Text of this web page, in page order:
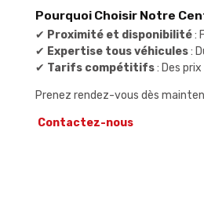
Pourquoi Choisir Notre
✔ Proximité et disponibilité:
✔ Expertise tous véhicules:
✔ Tarifs compétitifs: Des
Prenez rendez-vous dès
Contactez-nous